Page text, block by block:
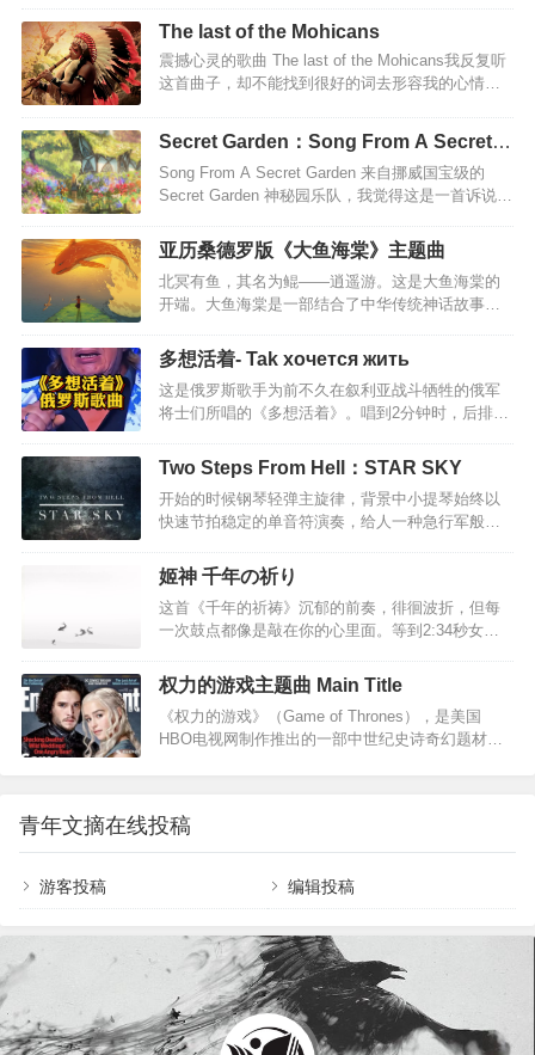
万物与山川土地的感怀。 故乡的原风景歌词有以
一缕清风 呼唤遥远的记忆 几朵浮云 装点生命的
葱 绿 最早的呼吸 穿越动人的绮丽 最初的美丽 就在
这里 故乡 啊~~~ 故…
The last of the Mohicans
震撼心灵的歌曲 The last of the Mohicans我反复听
这首曲子，却不能找到很好的词去形容我的心情，
尤其是听到中间段，呐喊的时候，我听到的更多
是，这个民族的呐喊，这个民族的坚强，给我空前
的震撼。一个民族悲壮的呼声，最后的莫希干人，
Secret Garden：Song From A Secret
Garden
Song From A Secret Garden 来自挪威国宝级的
Secret Garden 神秘园乐队，我觉得这是一首诉说生
命的真谛，同时也诉说着生命的神秘!在乐曲舒缓旋
律中，人性的内心得以舒展，舒缓的节奏将现实时
空拓展延长，在岁月的荏苒里，人性心理的秘密就
在自我秘密花园里繁衍生殖。在节拍回旋的瞬间浓
缩出抑郁情感的婉约柔美，娇柔而不做作，伤感而
不沉沦，好似阴雨里迎风成长的垂柳，柳枝纤柔而
们带入了一种无尽…
亚历桑德罗版《大鱼海棠》主题曲
北冥有鱼，其名为鲲——逍遥游。这是大鱼海棠的
开端。大鱼海棠是一部结合了中华传统神话故事的
承，拥有自身独有的魅力，通过描述三位主人公的
故事，为观众展开一方磅礴绚丽的世界。所有活着
的人类，都是海里一条巨大的鱼；出生的时候他们
从海的此岸出发。他们的生命就像横越大海，有时
相遇，有时分开死的时候，他们便到了岸，各去各
的世界。亚历桑德罗中国巡演西安站的最后，为了
还穿透灵魂，何其悲凉，震撼心灵。…
多想活着- Tak xoчется жить
这是俄罗斯歌手为前不久在叙利亚战斗牺牲的俄军
将士们所唱的《多想活着》。唱到2分钟时，后排开
全场起立。每个国家和民族都应该崇敬英雄，而不
是什么明星、大款。唯有如此，一个民族才有希望
和前途。如泣如诉的乐曲，哀思，伤感歌曲大意：
你知道吗 多想活着去观赏火红日出活着 正是为了去
爱与你相伴的所有人你知道吗 多想活着黎明时分 与
你一同醒来调煮咖啡世人尚在甜睡你知道吗 多想活
你知道吗 多想活着在你牺牲的一刹那站起向大…
Two Steps From Hell：STAR SKY
开始的时候钢琴轻弹主旋律，背景中小提琴始终以
快速节拍稳定的单音符演奏，给人一种急行军般的
听众的注意力吸引到这首歌上面。20s的时候，突然
袭来的鼓声、重音和正常八度的钢琴声第一次演奏
了主旋律，给了听众第一次听觉上的震撼。与前奏
鲜明的对比这种手法有着强有力的冲击力。29s的时
候，全曲第一次有了短暂的安静，只有钢琴在演奏
副旋律，这是曲子的蓄势部分，听的过程中有种“黎
于前者，是的，就是一种“黎明前的黑暗”。58s…
姬神 千年の祈り
这首《千年的祈祷》沉郁的前奏，徘徊波折，但每
一次鼓点都像是敲在你的心里面。等到2:34秒女声
展的美妙，和那种辽阔感，是可以穿越千年岁月的
声音啊…神的作品，音乐响起，悠扬的钟声和舒缓
的琴声带我们漫游在远古的琼楼玉宇，飘渺空灵，
岁月的车轮向前转动，尔后，音乐气势澎湃，雄浑
祥和... ...此曲节奏暗含人生哲理，前期悠扬低沉，
预示新生命诞生，慢慢的变得轻快明朗，象征指点
江…
权力的游戏主题曲 Main Title
《权力的游戏》（Game of Thrones），是美国
HBO电视网制作推出的一部中世纪史诗奇幻题材的
游戏》这部非常精彩的电视剧。其中的配乐非常震
撼，无与伦比。每次一听到觉得血液沸腾，纵横捭
阖的感觉，是一种大格局大史诗 ，脑中闪过无数画
面和家族旗帜。王者之气，霸气，威武，神圣不可
宽广并且富于感情，能表达深沉和忧…
青年文摘在线投稿
游客投稿 编辑投稿